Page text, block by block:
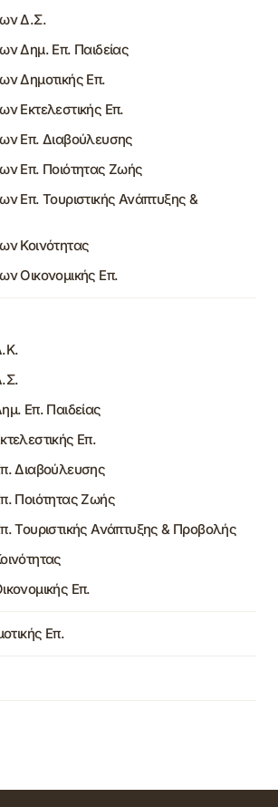
Δ.Σ.
Δημ. Επ. Παιδείας
Δημοτικής Επ.
Εκτελεστικής Επ.
Επ. Διαβούλευσης
Επ. Ποιότητας Ζωής
Επ. Τουριστικής Ανάπτυξης &
Κοινότητας
Οικονομικής Επ.
Επ. Παιδείας
Επ.
Διαβούλευσης
Ποιότητας Ζωής
Τουριστικής Ανάπτυξης & Προβολής
Επ.
Επ.